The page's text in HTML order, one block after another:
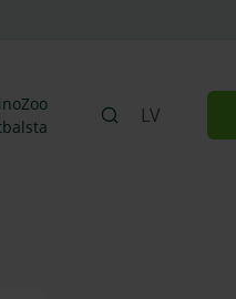
LV